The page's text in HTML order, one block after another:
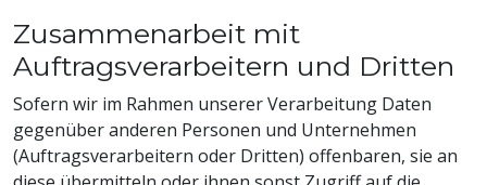
Zusammenarbeit mit
Auftragsverarbeitern und Dritten
Sofern wir im Rahmen unserer Verarbeitung Daten
gegenüber anderen Personen und Unternehmen
(Auftragsverarbeitern oder Dritten) offenbaren, sie an